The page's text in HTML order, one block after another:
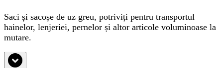
Saci și sacoșe de uz greu, potriviți pentru transportul
hainelor, lenjeriei, pernelor și altor articole voluminoase la
mutare.